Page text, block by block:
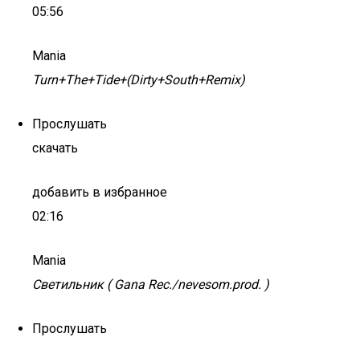
05:56
Mania
Turn+The+Tide+(Dirty+South+Remix)
Прослушать
скачать
добавить в избранное
02:16
Mania
Светильник ( Gana Rec./nevesom.prod. )
Прослушать